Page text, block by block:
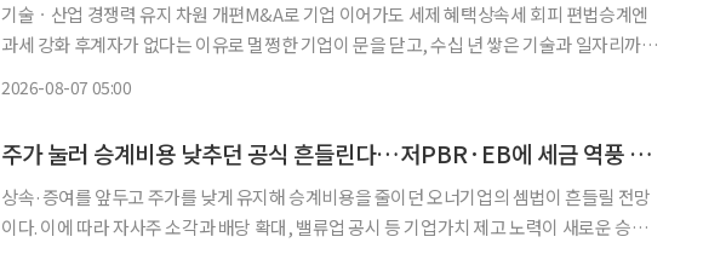
기술ㆍ산업 경쟁력 유지 차원 개편M&A로 기업 이어가도 세제 혜택상속세 회피 편법승계엔
과세 강화 후계자가 없다는 이유로 멀쩡한 기업이 문을 닫고, 수십 년 쌓은 기술과 일자리까지
2026-08-07 05:00
주가 눌러 승계비용 낮추던 공식 흔들린다…저PBR·EB에 세금 역풍 [기업승계 대전환]
상속·증여를 앞두고 주가를 낮게 유지해 승계비용을 줄이던 오너기업의 셈법이 흔들릴 전망
이다. 이에 따라 자사주 소각과 배당 확대, 밸류업 공시 등 기업가치 제고 노력이 새로운 승계